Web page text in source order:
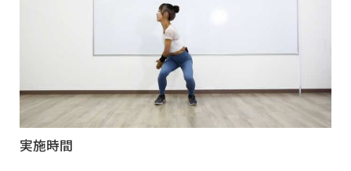
実施時間